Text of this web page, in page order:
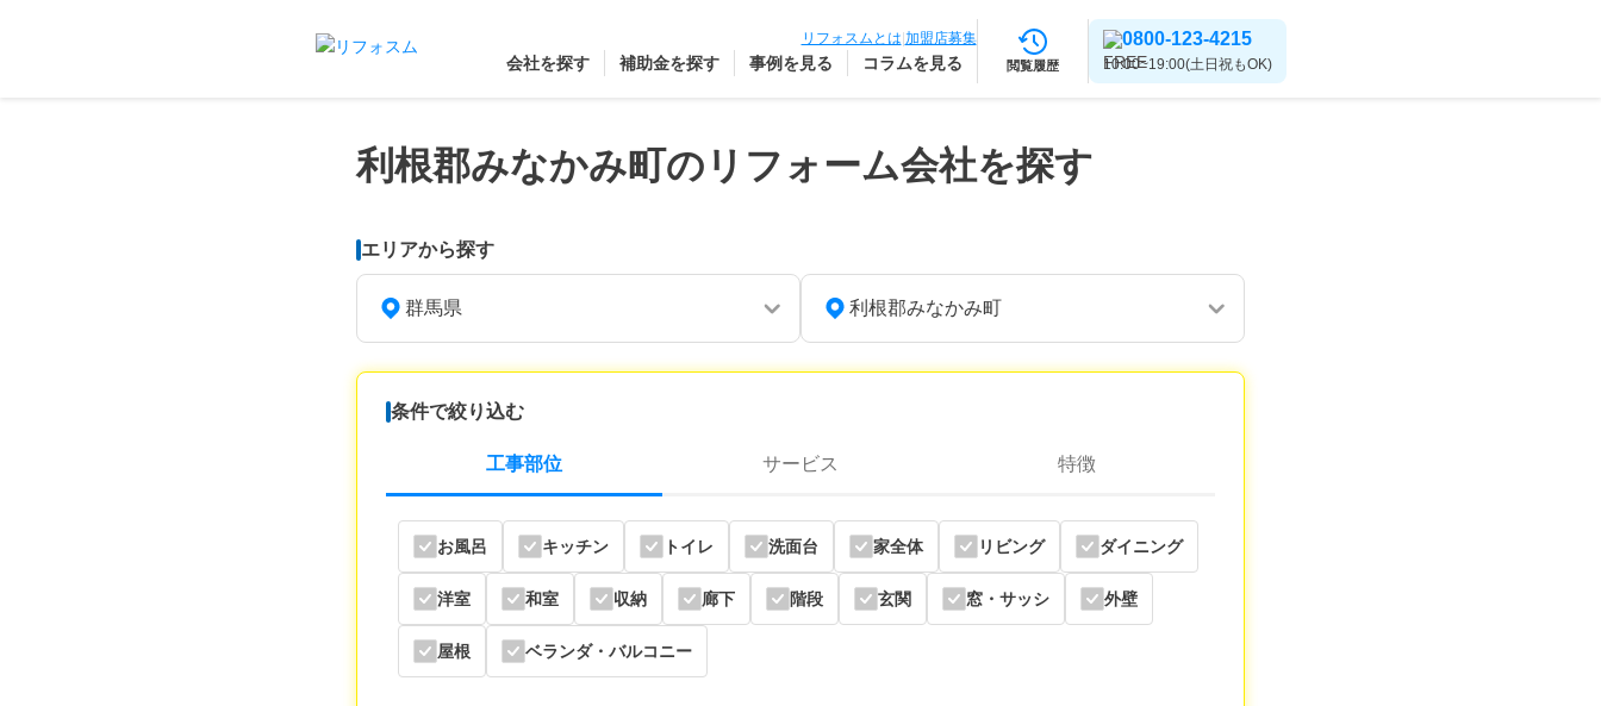
リフォスムとは|加盟店募集
会社を探す 補助金を探す 事例を見る コラムを見る 閲覧履歴
0800-123-4215
10:00~19:00(土日祝もOK)
利根郡みなかみ町のリフォーム会社を探す
エリアから探す
群馬県 利根郡みなかみ町
条件で絞り込む
工事部位 サービス 特徴
お風呂 キッチン トイレ 洗面台 家全体 リビング ダイニング
洋室 和室 収納 廊下 階段 玄関 窓・サッシ 外壁
屋根 ベランダ・バルコニー